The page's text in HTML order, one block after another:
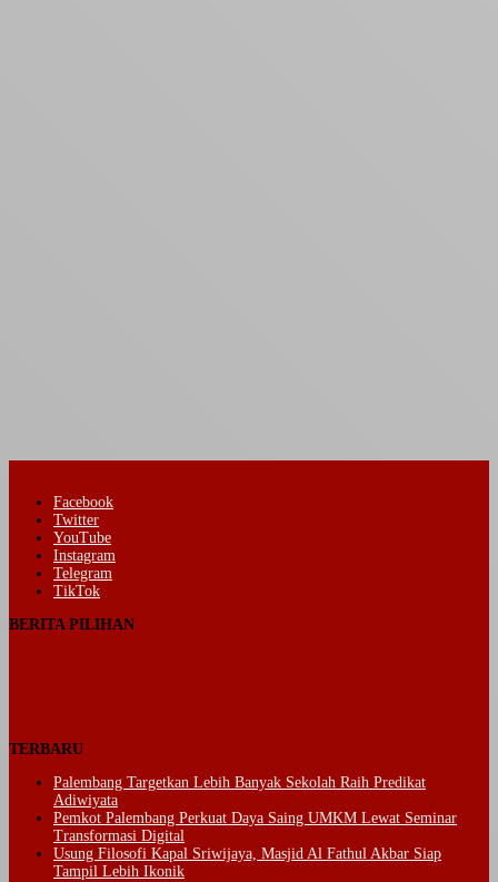
Facebook
Twitter
YouTube
Instagram
Telegram
TikTok
BERITA PILIHAN
TERBARU
Palembang Targetkan Lebih Banyak Sekolah Raih Predikat
Adiwiyata
Pemkot Palembang Perkuat Daya Saing UMKM Lewat Seminar
Transformasi Digital
Usung Filosofi Kapal Sriwijaya, Masjid Al Fathul Akbar Siap
Tampil Lebih Ikonik